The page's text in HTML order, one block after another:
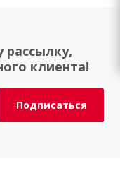
клиента!